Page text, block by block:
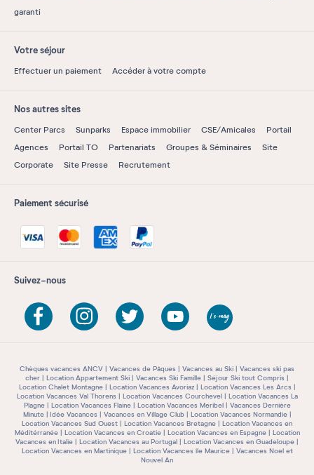
garanti
Votre séjour
Effectuer un paiement Accéder à votre compte
Nos autres sites
Center Parcs Sunparks Espace immobilier CSE/Amicales
Portail
Agences
Portail TO Partenariats Groupes & Séminaires
Site
Corporate
Site Presse Recrutement
Paiement sécurisé
Suivez-nous
Chèques vacances ANCV Vacances de Pâques Vacances au Ski
Vacances ski pas
cher
Location Appartement Ski Vacances Ski Famille
Séjour Ski tout Compris
Location Chalet Montagne
Location Vacances Avoriaz
Location Vacances Les Arcs
Location Vacances Val Thorens
Location Vacances Courchevel
Location Vacances La
Plagne
Location Vacances Flaine Location Vacances Meribel
Vacances Dernière
Minute
Idée Vacances Vacances en Village Club
Location Vacances Normandie
Location Vacances Sud Ouest
Location Vacances Bretagne
Location Vacances en
Méditérranée
Location Vacances en Croatie Location Vacances en Espagne
Location
Vacances en Italie
Location Vacances au Portugal
Location Vacances en Guadeloupe
Location Vacances en Martinique
Location Vacances île Maurice
Vacances Noel et
Nouvel An